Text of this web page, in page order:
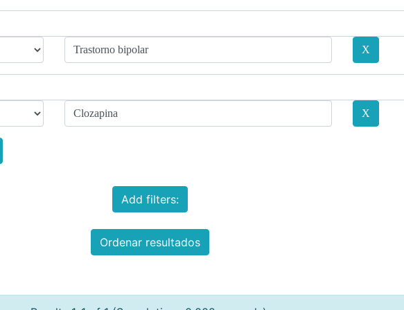
Add filters:
Ordenar resultados